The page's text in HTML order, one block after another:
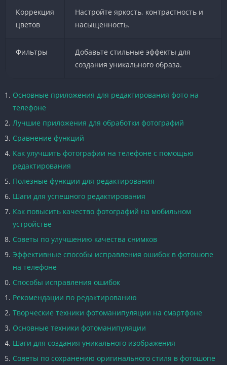
Коррекция
цветов
Настройте яркость, контрастность и
насыщенность.
Фильтры
Добавьте стильные эффекты для
создания уникального образа.
Основные приложения для редактирования фото на
телефоне
Лучшие приложения для обработки фотографий
Сравнение функций
Как улучшить фотографии на телефоне с помощью
редактирования
Полезные функции для редактирования
Шаги для успешного редактирования
Как повысить качество фотографий на мобильном
устройстве
Советы по улучшению качества снимков
Эффективные способы исправления ошибок в фотошопе
на телефоне
Способы исправления ошибок
Рекомендации по редактированию
Творческие техники фотоманипуляции на смартфоне
Основные техники фотоманипуляции
Шаги для создания уникального изображения
Советы по сохранению оригинального стиля в фотошопе